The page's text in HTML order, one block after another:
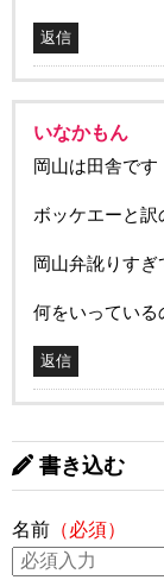
返信
いなかもん
岡山は田舎です
ボッケエーと
岡山弁訛りす
何をいっている
返信
書き込む
名前 （必須）